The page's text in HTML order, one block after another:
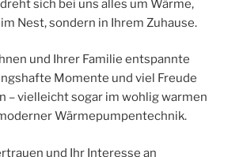
sich bei uns alles um Wärme,
Nest, sondern in Ihrem Zuhause.
und Ihrer Familie entspannte
Momente und viel Freude
– vielleicht sogar im wohlig warmen
Wärmepumpentechnik.
und Ihr Interesse an